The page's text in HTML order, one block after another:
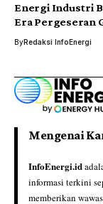
Energi Industri
Era Pergeseran
ByRedaksi InfoEnergi
Mengenai
InfoEnergi.id
informasi terkini
memberikan